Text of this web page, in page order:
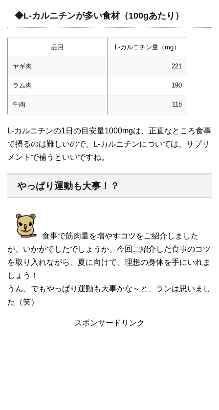
◆L-カルニチンが多い食材（100gあたり）
品目 L-カルニチン量（mg）
ヤギ肉 221
ラム肉 190
牛肉 118
L-カルニチンの1日の目安量1000mgは、正直なところ食事
で摂るのは難しいので、L-カルニチンについては、サプリ
メントで補うといいですね。
やっぱり運動も大事！？
食事で筋肉量を増やすコツをご紹介しました
が、いかがでしたでしょうか。今回ご紹介した食事のコツ
を取り入れながら、夏に向けて、理想の身体を手にいれま
しょう！
うん、でもやっぱり運動も大事かな～と、ランは思いまし
た（笑）
スポンサードリンク